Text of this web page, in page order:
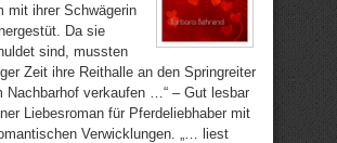
mit ihrer Schwägerin
Da sie
sind, mussten
Zeit ihre Reithalle an den Springreiter
Nachbarhof verkaufen …“ – Gut lesbar
Liebesroman für Pferdeliebhaber mit
Verwicklungen. „… liest